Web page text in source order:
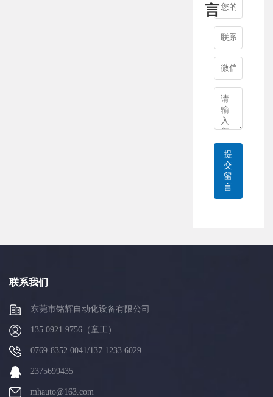
言
提
交
留
言
联系我们
东莞市铭辉自动化设备有限公司
135 0921 9756（童工）
0769-8352 0041/137 1233 6029
2375699435
mhauto@163.com